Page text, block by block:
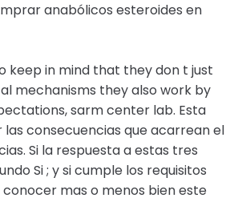
anabólicos esteroides en
keep in mind that they don t just
mechanisms they also work by
sarm center lab. Esta
consecuencias que acarrean el
Si la respuesta a estas tres
Si ; y si cumple los requisitos
mas o menos bien este